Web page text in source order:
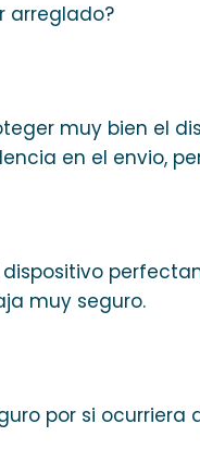
arreglado?
muy bien el
en el envio,
muy seguro.
por si ocurriera